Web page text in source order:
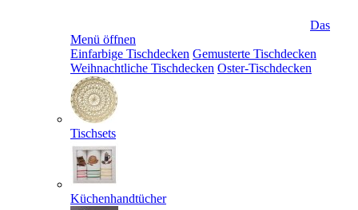
Das
Menü öffnen
Einfarbige Tischdecken Gemusterte Tischdecken
Weihnachtliche Tischdecken Oster-Tischdecken
Tischsets
Küchenhandtücher